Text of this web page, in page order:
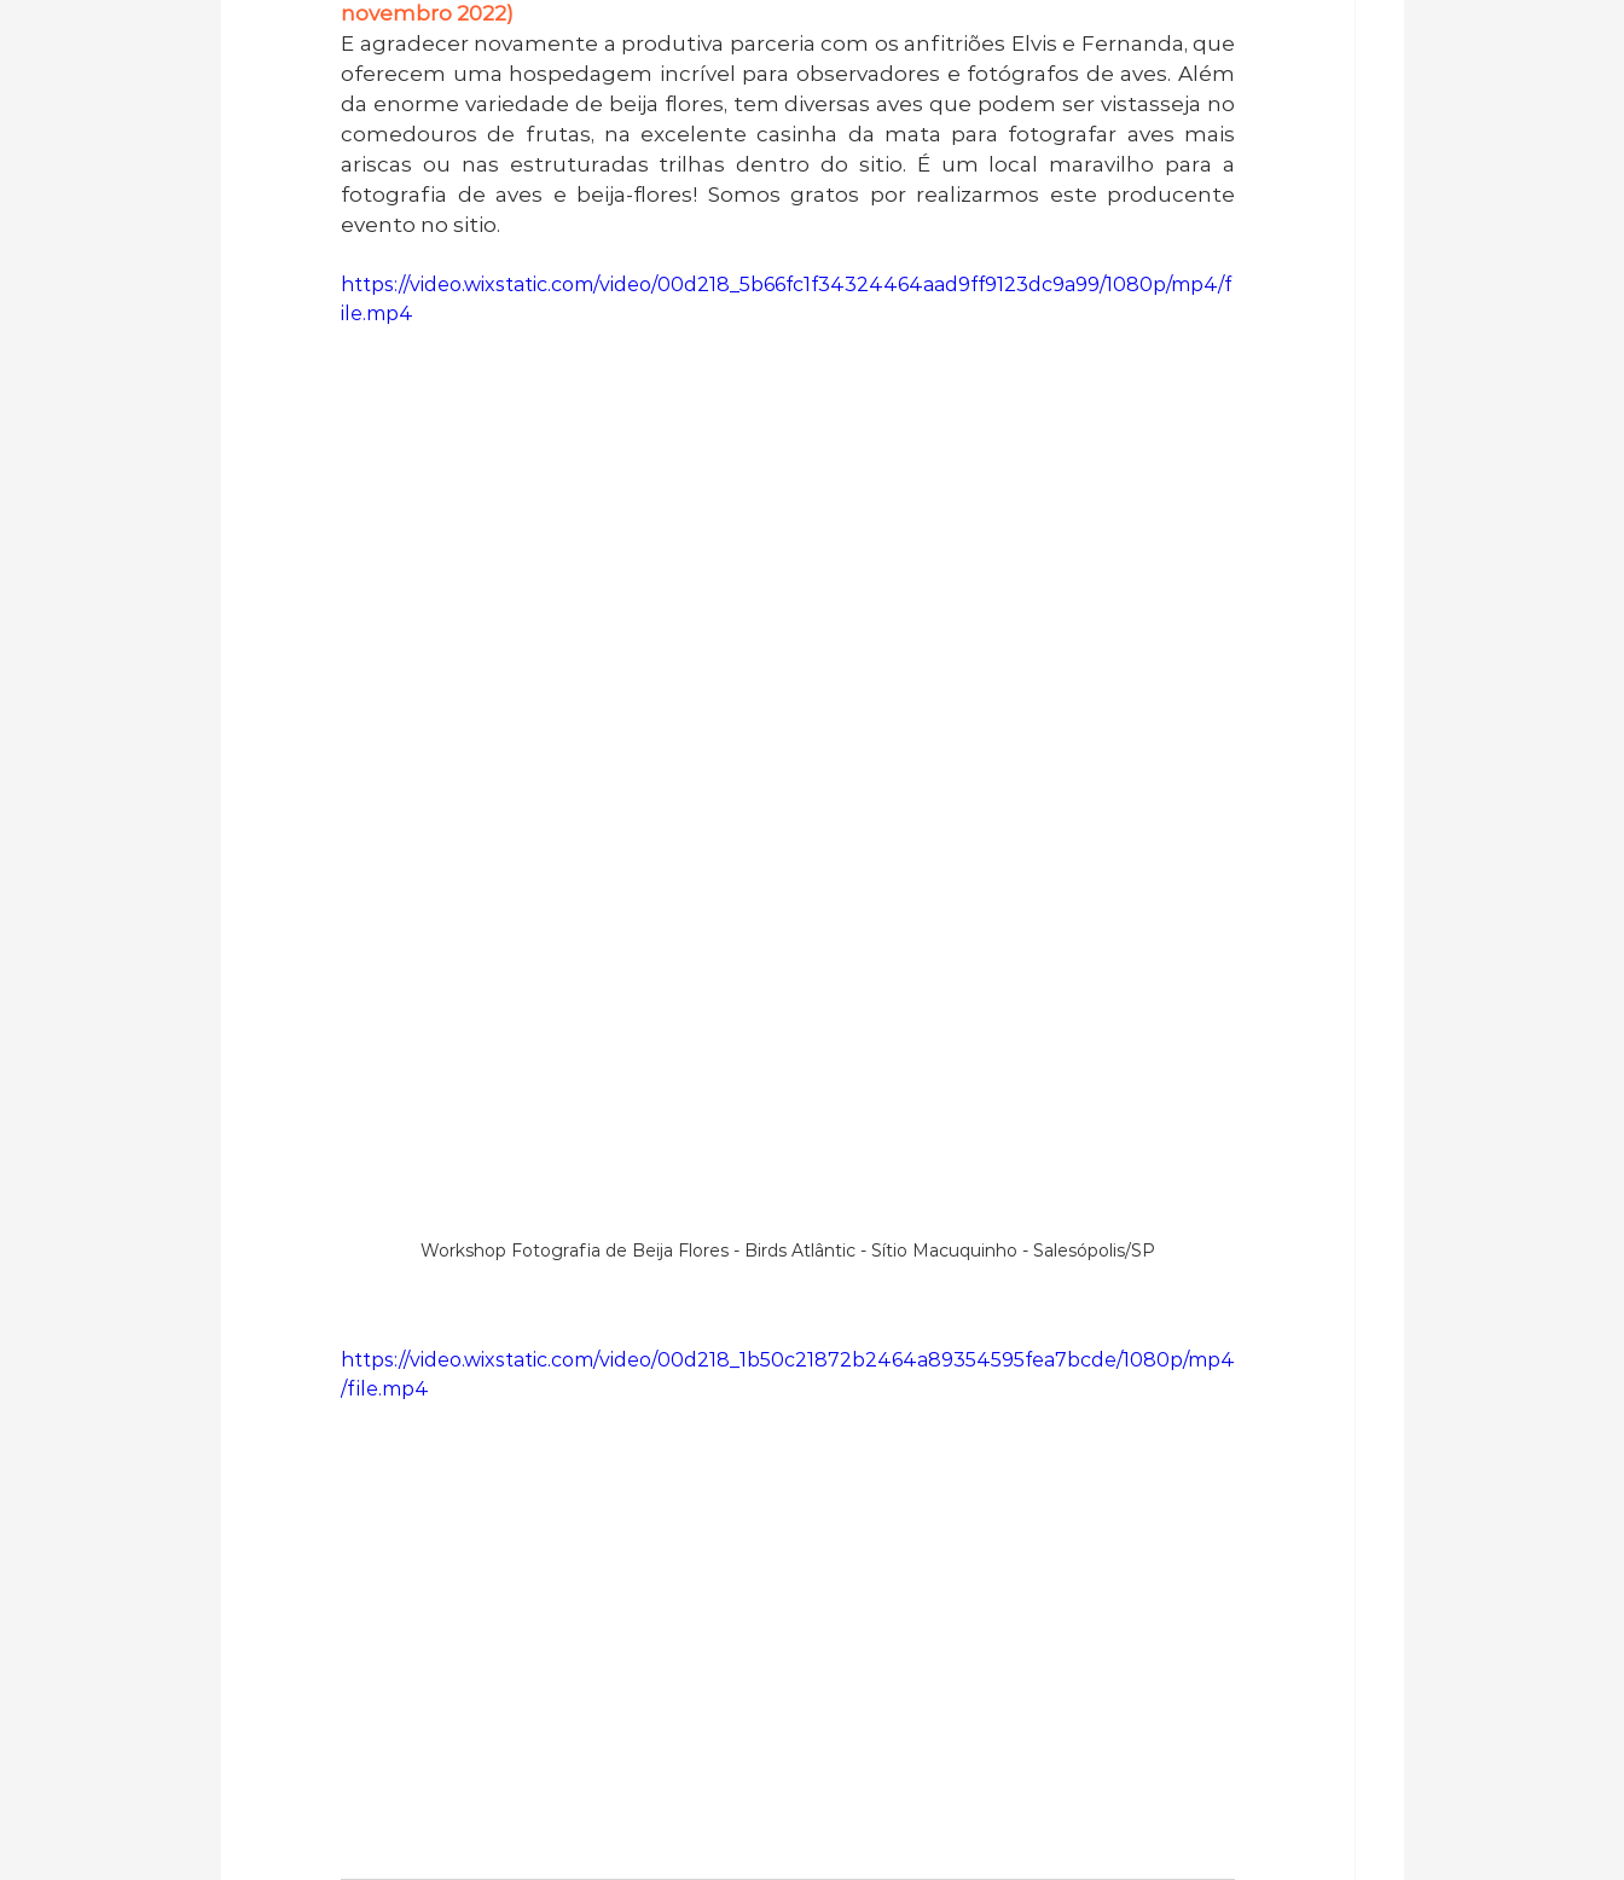
novembro 2022)
E agradecer novamente a produtiva parceria com os anfitriões Elvis e Fernanda, que
oferecem uma hospedagem incrível para observadores e fotógrafos de aves. Além
da enorme variedade de beija flores, tem diversas aves que podem ser vistasseja no
comedouros de frutas, na excelente casinha da mata para fotografar aves mais
ariscas ou nas estruturadas trilhas dentro do sitio. É um local maravilho para a
fotografia de aves e beija-flores! Somos gratos por realizarmos este producente
evento no sitio.
https://video.wixstatic.com/video/00d218_5b66fc1f34324464aad9ff9123dc9a99/1080p/mp4/f
ile.mp4
Workshop Fotografia de Beija Flores - Birds Atlântic - Sítio Macuquinho - Salesópolis/SP
https://video.wixstatic.com/video/00d218_1b50c21872b2464a89354595fea7bcde/1080p/mp4
/file.mp4